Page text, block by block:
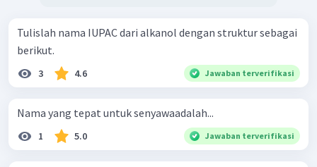
Tulislah nama IUPAC dari alkanol dengan struktur sebagai
berikut.
3 4.6 Jawaban terverifikasi
Nama yang tepat untuk senyawaadalah...
1 5.0 Jawaban terverifikasi